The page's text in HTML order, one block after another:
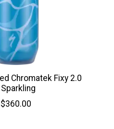
Chromatek Fixy 2.0
$360.00